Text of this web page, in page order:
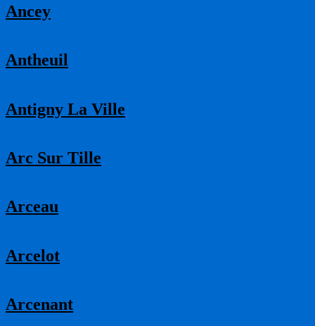
Ancey
Antheuil
Antigny La Ville
Arc Sur Tille
Arceau
Arcelot
Arcenant